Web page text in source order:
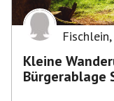
Fischlein,
Kleine